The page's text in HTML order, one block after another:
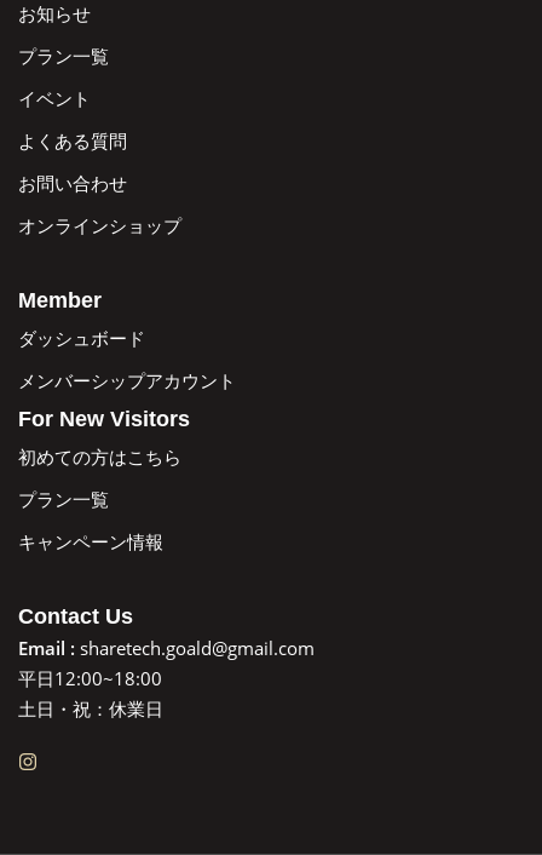
お知らせ
プラン一覧
イベント
よくある質問
お問い合わせ
オンラインショップ
Member
ダッシュボード
メンバーシップアカウント
For New Visitors
初めての方はこちら
プラン一覧
キャンペーン情報
Contact Us
Email : sharetech.goald@gmail.com
平日12:00~18:00
土日・祝：休業日